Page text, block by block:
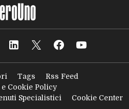
Tags
Rss Feed
Cookie Policy
Specialistici
Cookie Center